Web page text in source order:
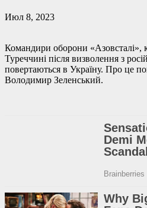
Июл 8, 2023
Командири оборони «Азовсталі»,
Туреччині після визволення з
повертаються в Україну. Про це
Володимир Зеленський.